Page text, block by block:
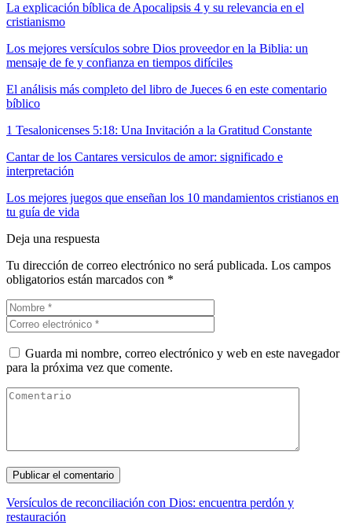
La explicación bíblica de Apocalipsis 4 y su relevancia en el
cristianismo
Los mejores versículos sobre Dios proveedor en la Biblia: un
mensaje de fe y confianza en tiempos difíciles
El análisis más completo del libro de Jueces 6 en este comentario
bíblico
1 Tesalonicenses 5:18: Una Invitación a la Gratitud Constante
Cantar de los Cantares versiculos de amor: significado e
interpretación
Los mejores juegos que enseñan los 10 mandamientos cristianos en
tu guía de vida
Deja una respuesta
Tu dirección de correo electrónico no será publicada. Los campos
obligatorios están marcados con *
Guarda mi nombre, correo electrónico y web en este navegador
para la próxima vez que comente.
Versículos de reconciliación con Dios: encuentra perdón y
restauración